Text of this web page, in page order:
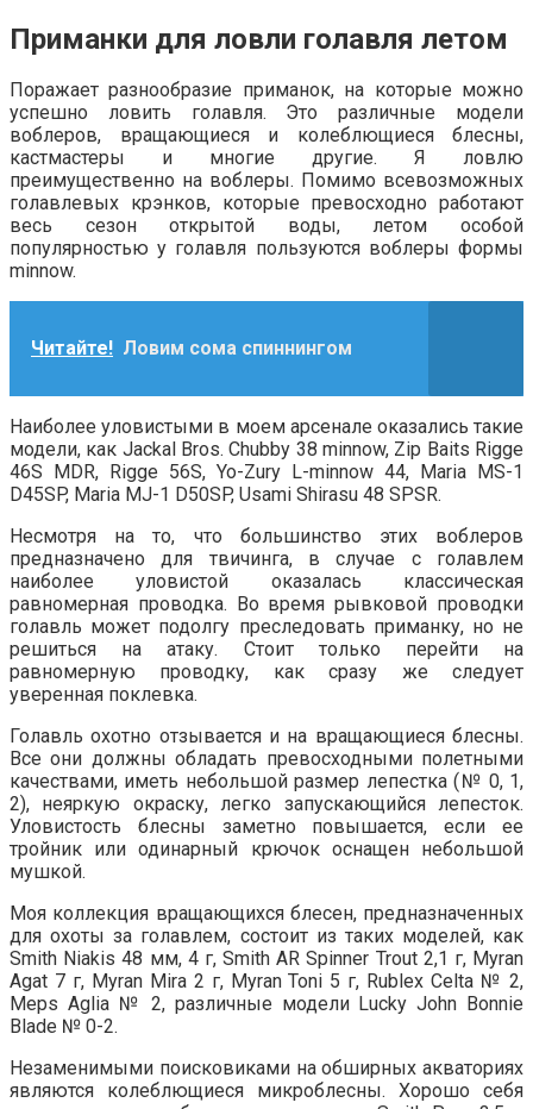
Приманки для ловли голавля летом
Поражает разнообразие приманок, на которые можно
успешно ловить голавля. Это различные модели
воблеров, вращающиеся и колеблющиеся блесны,
кастмастеры и многие другие. Я ловлю
преимущественно на воблеры. Помимо всевозможных
голавлевых крэнков, которые превосходно работают
весь сезон открытой воды, летом особой
популярностью у голавля пользуются воблеры формы
minnow.
Читайте! Ловим сома спиннингом
Наиболее уловистыми в моем арсенале оказались такие
модели, как Jackal Bros. Chubby 38 minnow, Zip Baits Rigge
46S MDR, Rigge 56S, Yo-Zury L-minnow 44, Maria MS-1
D45SP, Maria MJ-1 D50SP, Usami Shirasu 48 SPSR.
Несмотря на то, что большинство этих воблеров
предназначено для твичинга, в случае с голавлем
наиболее уловистой оказалась классическая
равномерная проводка. Во время рывковой проводки
голавль может подолгу преследовать приманку, но не
решиться на атаку. Стоит только перейти на
равномерную проводку, как сразу же следует
уверенная поклевка.
Голавль охотно отзывается и на вращающиеся блесны.
Все они должны обладать превосходными полетными
качествами, иметь небольшой размер лепестка (№ 0, 1,
2), неяркую окраску, легко запускающийся лепесток.
Уловистость блесны заметно повышается, если ее
тройник или одинарный крючок оснащен небольшой
мушкой.
Моя коллекция вращающихся блесен, предназначенных
для охоты за голавлем, состоит из таких моделей, как
Smith Niakis 48 мм, 4 г, Smith AR Spinner Trout 2,1 г, Myran
Agat 7 г, Myran Mira 2 г, Myran Toni 5 г, Rublex Celta № 2,
Meps Aglia № 2, различные модели Lucky John Bonnie
Blade № 0-2.
Незаменимыми поисковиками на обширных акваториях
являются колеблющиеся микроблесны. Хорошо себя